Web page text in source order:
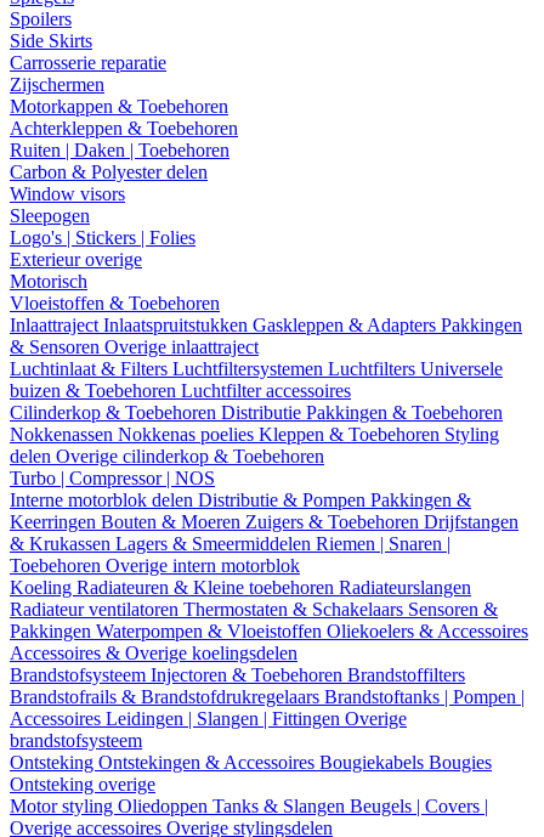
Spoilers
Side Skirts
Carrosserie reparatie
Zijschermen
Motorkappen & Toebehoren
Achterkleppen & Toebehoren
Ruiten | Daken | Toebehoren
Carbon & Polyester delen
Window visors
Sleepogen
Logo's | Stickers | Folies
Exterieur overige
Motorisch
Vloeistoffen & Toebehoren
Inlaattraject Inlaatspruitstukken Gaskleppen & Adapters Pakkingen
& Sensoren Overige inlaattraject
Luchtinlaat & Filters Luchtfiltersystemen Luchtfilters Universele
buizen & Toebehoren Luchtfilter accessoires
Cilinderkop & Toebehoren Distributie Pakkingen & Toebehoren
Nokkenassen Nokkenas poelies Kleppen & Toebehoren Styling
delen Overige cilinderkop & Toebehoren
Turbo | Compressor | NOS
Interne motorblok delen Distributie & Pompen Pakkingen &
Keerringen Bouten & Moeren Zuigers & Toebehoren Drijfstangen
& Krukassen Lagers & Smeermiddelen Riemen | Snaren |
Toebehoren Overige intern motorblok
Koeling Radiateuren & Kleine toebehoren Radiateurslangen
Radiateur ventilatoren Thermostaten & Schakelaars Sensoren &
Pakkingen Waterpompen & Vloeistoffen Oliekoelers & Accessoires
Accessoires & Overige koelingsdelen
Brandstofsysteem Injectoren & Toebehoren Brandstoffilters
Brandstofrails & Brandstofdrukregelaars Brandstoftanks | Pompen |
Accessoires Leidingen | Slangen | Fittingen Overige
brandstofsysteem
Ontsteking Ontstekingen & Accessoires Bougiekabels Bougies
Ontsteking overige
Motor styling Oliedoppen Tanks & Slangen Beugels | Covers |
Overige accessoires Overige stylingsdelen